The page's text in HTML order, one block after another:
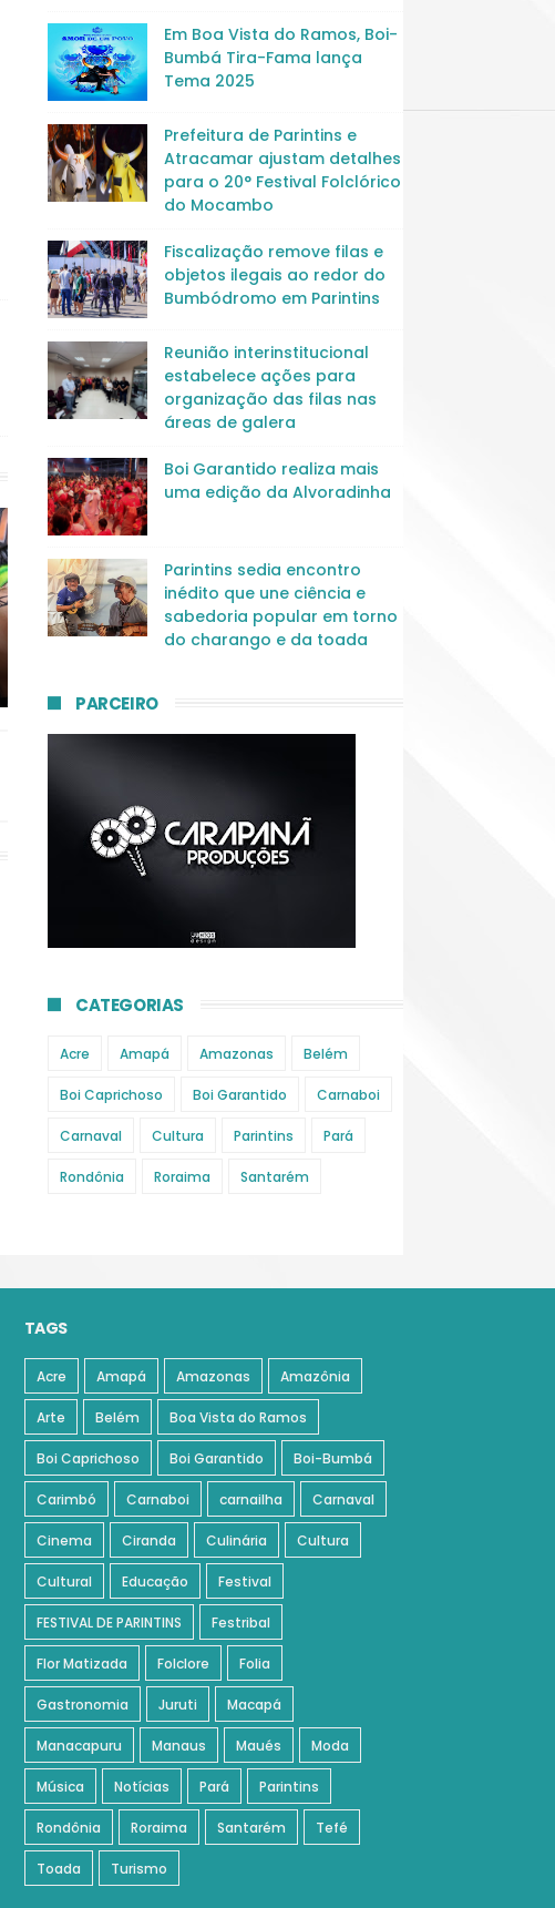
Em Boa Vista do Ramos, Boi-
Bumbá Tira-Fama lança
Tema 2025
Prefeitura de Parintins e
Atracamar ajustam detalhes
para o 20° Festival Folclórico
do Mocambo
Fiscalização remove filas e
objetos ilegais ao redor do
Bumbódromo em Parintins
Reunião interinstitucional
estabelece ações para
organização das filas nas
áreas de galera
Boi Garantido realiza mais
uma edição da Alvoradinha
Parintins sedia encontro
inédito que une ciência e
sabedoria popular em torno
do charango e da toada
PARCEIRO
CATEGORIAS
Acre Amapá Amazonas Belém
Boi Caprichoso Boi Garantido Carnaboi
Carnaval Cultura Parintins Pará
Rondônia Roraima Santarém
TAGS
Acre Amapá Amazonas Amazônia
Arte Belém Boa Vista do Ramos
Boi Caprichoso Boi Garantido Boi-Bumbá
Carimbó Carnaboi carnailha Carnaval
Cinema Ciranda Culinária Cultura
Cultural Educação Festival
FESTIVAL DE PARINTINS Festribal
Flor Matizada Folclore Folia
Gastronomia Juruti Macapá
Manacapuru Manaus Maués Moda
Música Notícias Pará Parintins
Rondônia Roraima Santarém Tefé
Toada Turismo